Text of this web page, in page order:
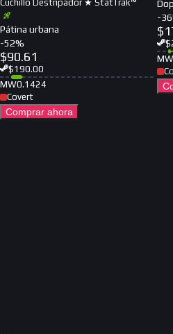
Cuchillo Destripador ★ StatTrak™
Pátina urbana
-52%
$90.61
$190.00
MW0.1424
Covert
Comprar ahora
-36
$
$
MW